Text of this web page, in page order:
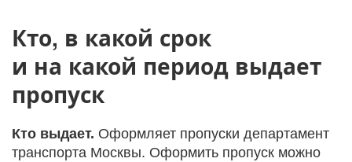
Кто, в какой срок
и на какой период выдает
пропуск
Кто выдает. Оформляет пропуски департамент
транспорта Москвы. Оформить пропуск можно